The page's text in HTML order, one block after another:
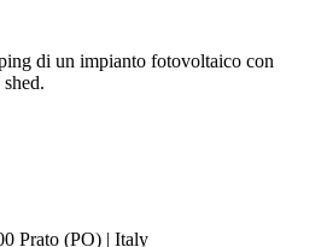
di un impianto fotovoltaico con
Prato (PO) | Italy